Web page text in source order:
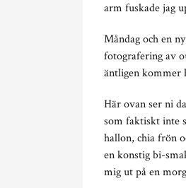
arm fuskade jag
Måndag och en
fotografering av
äntligen kommer
Här ovan ser ni
som faktiskt inte
hallon, chia frön
en konstig bi-
mig ut på en